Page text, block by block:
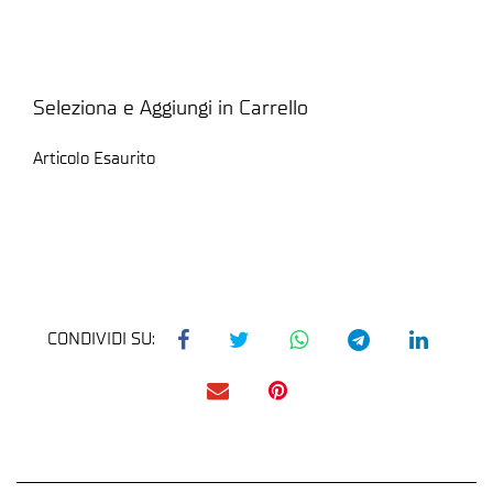
Seleziona e Aggiungi in Carrello
Articolo Esaurito
CONDIVIDI SU: